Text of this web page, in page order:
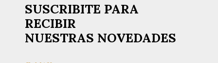
SUSCRIBITE PARA
RECIBIR
NUESTRAS NOVEDADES